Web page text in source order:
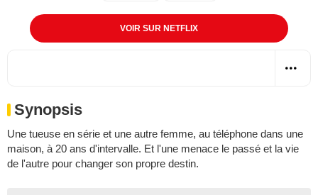
VOIR SUR NETFLIX
Synopsis
Une tueuse en série et une autre femme, au téléphone dans une
maison, à 20 ans d'intervalle. Et l'une menace le passé et la vie
de l'autre pour changer son propre destin.